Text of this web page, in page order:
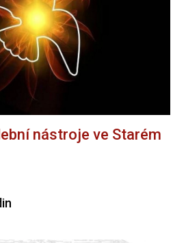
nástroje ve Starém